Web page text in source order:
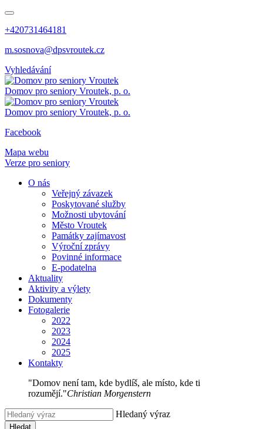
+420731464181
m.sosnova@dpsvroutek.cz
Vyhledávání
Domov pro seniory Vroutek, p. o.
Domov pro seniory Vroutek, p. o.
Facebook
Mapa webu
Verze pro seniory
O nás
Veřejný závazek
Poskytované služby
Možnosti ubytování
Město Vroutek
Památky zajímavost
Výroční zprávy
Povinné informace
E-podatelna
Aktuality
Aktivity a výlety
Dokumenty
Fotogalerie
2022
2023
2024
2025
Kontakty
"Domov není tam, kde bydlíš, ale místo, kde ti
rozumějí."Christian Morgenstern
Hledaný výraz
Hledat